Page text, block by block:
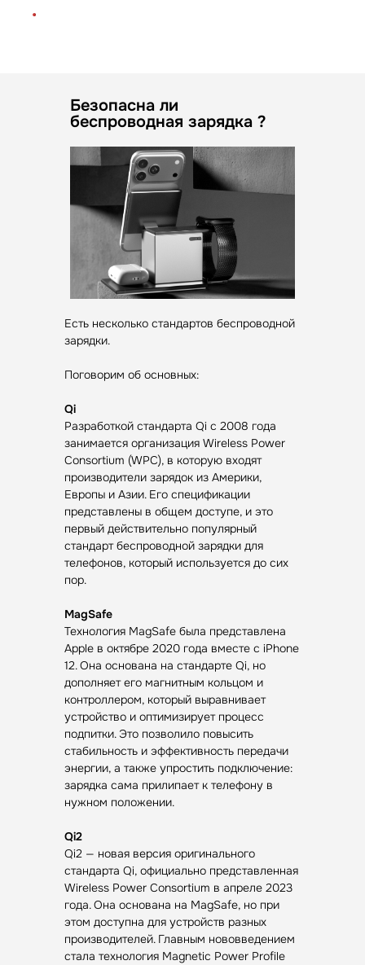
Безопасна ли
беспроводная зарядка ?
Есть несколько стандартов беспроводной
зарядки.
Поговорим об основных:
Qi
Разработкой стандарта Qi с 2008 года
занимается организация Wireless Power
Consortium (WPC), в которую входят
производители зарядок из Америки,
Европы и Азии. Его спецификации
представлены в общем доступе, и это
первый действительно популярный
стандарт беспроводной зарядки для
телефонов, который используется до сих
пор.
MagSafe
Технология MagSafe была представлена
Apple в октябре 2020 года вместе с iPhone
12. Она основана на стандарте Qi, но
дополняет его магнитным кольцом и
контроллером, который выравнивает
устройство и оптимизирует процесс
подпитки. Это позволило повысить
стабильность и эффективность передачи
энергии, а также упростить подключение:
зарядка сама прилипает к телефону в
нужном положении.
Qi2
Qi2 — новая версия оригинального
стандарта Qi, официально представленная
Wireless Power Consortium в апреле 2023
года. Она основана на MagSafe, но при
этом доступна для устройств разных
производителей. Главным нововведением
стала технология Magnetic Power Profile